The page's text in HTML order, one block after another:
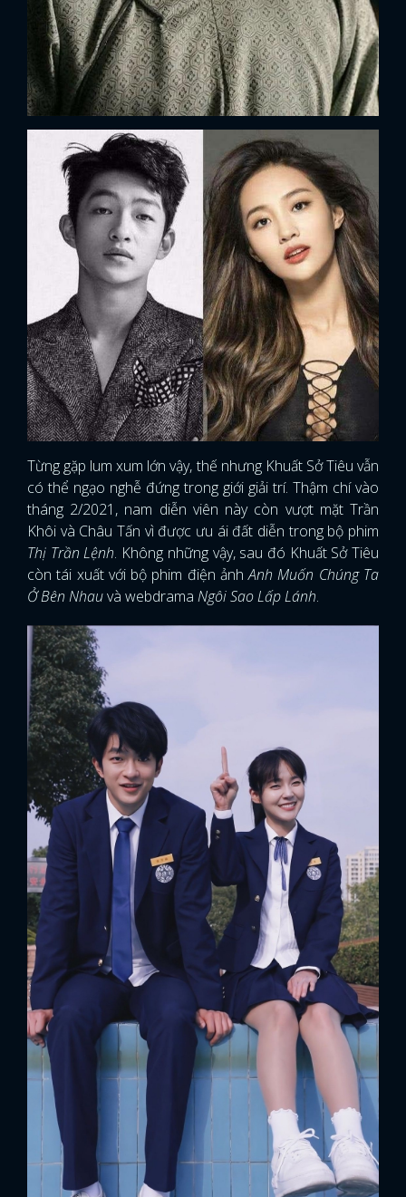
Từng gặp lum xum lớn vậy, thế nhưng Khuất Sở Tiêu vẫn
có thể ngạo nghễ đứng trong giới giải trí. Thậm chí vào
tháng 2/2021, nam diễn viên này còn vượt mặt Trần
Khôi và Châu Tấn vì được ưu ái đất diễn trong bộ phim
Thị Trần Lệnh. Không những vậy, sau đó Khuất Sở Tiêu
còn tái xuất với bộ phim điện ảnhAnh Muốn Chúng Ta
Ở Bên Nhauvà webdrama Ngôi Sao Lấp Lánh.